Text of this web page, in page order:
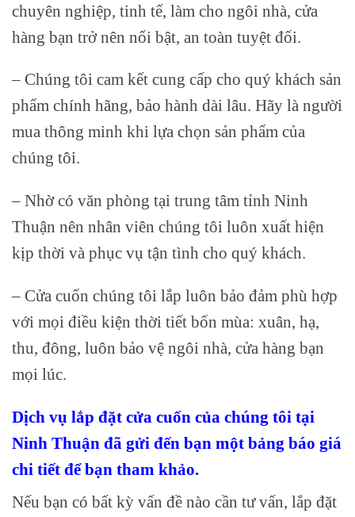
chuyên nghiệp, tinh tế, làm cho ngôi nhà, cửa
hàng bạn trở nên nổi bật, an toàn tuyệt đối.
– Chúng tôi cam kết cung cấp cho quý khách sản
phẩm chính hãng, bảo hành dài lâu. Hãy là người
mua thông minh khi lựa chọn sản phẩm của
chúng tôi.
– Nhờ có văn phòng tại trung tâm tỉnh Ninh
Thuận nên nhân viên chúng tôi luôn xuất hiện
kịp thời và phục vụ tận tình cho quý khách.
– Cửa cuốn chúng tôi lắp luôn bảo đảm phù hợp
với mọi điều kiện thời tiết bốn mùa: xuân, hạ,
thu, đông, luôn bảo vệ ngôi nhà, cửa hàng bạn
mọi lúc.
Dịch vụ lắp đặt cửa cuốn của chúng tôi tại
Ninh Thuận đã gửi đến bạn một bảng báo giá
chi tiết để bạn tham khảo.
Nếu bạn có bất kỳ vấn đề nào cần tư vấn, lắp đặt